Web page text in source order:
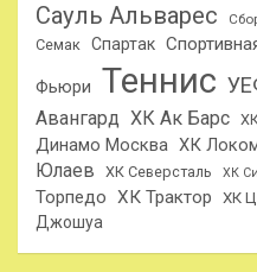
Сауль Альварес
Семак Спартак
Фьюри Теннис
Авангард ХК Ак Барс
Динамо Москва ХК
Юлаев
ХК Северсталь ХК
Торпедо ХК Трактор ХК
Джошуа